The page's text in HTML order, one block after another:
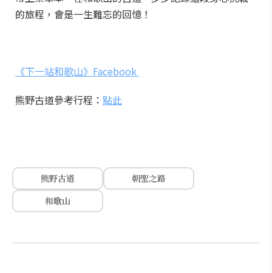
的旅程，會是一生難忘的回憶！
《下一站和歌山》Facebook
熊野古道參考行程： 點此
熊野古道
朝聖之路
和歌山